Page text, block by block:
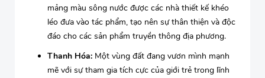
mảng màu sông nước được các nhà thiết kế khéo
léo đưa vào tác phẩm, tạo nên sự thân thiện và độc
đáo cho các sản phẩm truyền thông địa phương.
Thanh Hóa: Một vùng đất đang vươn mình mạnh
mẽ với sự tham gia tích cực của giới trẻ trong lĩnh